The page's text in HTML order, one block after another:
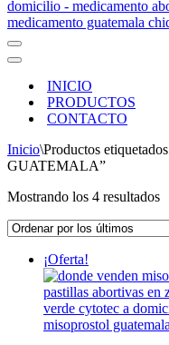
Menú
de
Menú
navegación
INICIO
PRODUCTOS
CONTACTO
Inicio\Productos
GUATEMALA”
Mostrando los 4 resultados
¡Oferta!